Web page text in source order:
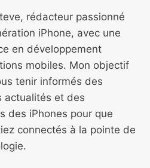
rédacteur passionné
iPhone, avec une
en développement
mobiles. Mon objectif
tenir informés des
actualités et des
des iPhones pour que
connectés à la pointe de